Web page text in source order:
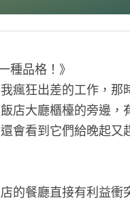
種品格！》
瘋狂出差的工作，
店大廳櫃檯的旁邊
會看到它們給晚起
的餐廳直接有利益